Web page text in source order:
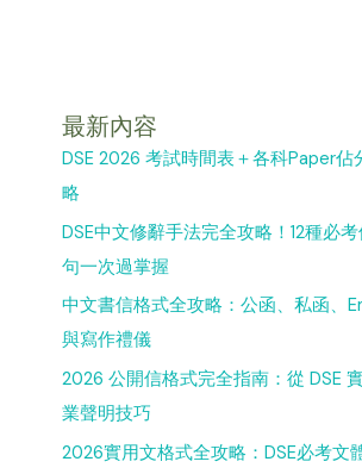
最新內容
DSE 2026 考試時間表＋各科Paper佔
略
DSE中文修辭手法完全攻略！12種必
句一次過掌握
中文書信格式全攻略：公函、私函、
與寫作禮儀
2026 公開信格式完全指南：從 DSE
業聲明技巧
2026實用文格式全攻略：DSE必考文